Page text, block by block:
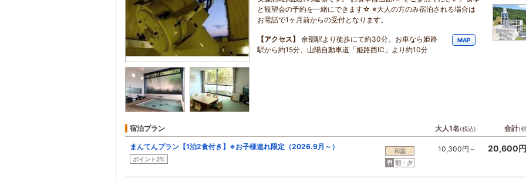
と観望会の予約を一緒にできます☆ ※大人の方のみ宿泊される場合は
お電話で1ヶ月前からの受付となります。
【アクセス】
余部駅より徒歩にて約30分。お車なら姫路
駅から約15分、山陽自動車道「姫路西IC」より約10分
MAP
宿泊プラン 大人1名(税込) 合計(
まんてんプラン【1泊2食付き】※お子様連れ限定（2026.9月～）
ポイント2%
和室
朝・夕
10,300円～ 20,600